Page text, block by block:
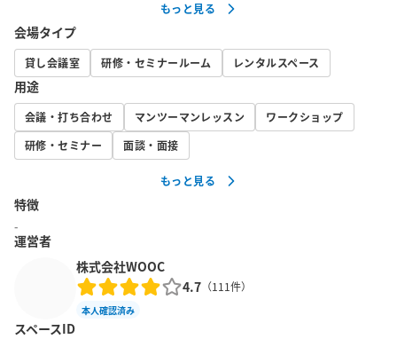
■設備
・Wi-Fi
・フリードリンク
・ホワイトボード
・電源
・複合機（カラー50円・白黒10円　交通系ICカードでお支払い）
■予約可能時間
平日9：00～18：00（コンシェルジュ受付営業時間内）
もっと見る
会場タイプ
貸し会議室 研修・セミナールーム レンタルスペース
用途
会議・打ち合わせ マンツーマンレッスン
ワークショップ
研修・セミナー
面談・面接
もっと見る
特徴
-
運営者
株式会社WOOC
4.7 （111件）
本人確認済み
スペースID